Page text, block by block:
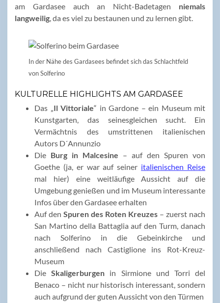
am Gardasee auch an Nicht-Badetagen niemals
langweilig, da es viel zu bestaunen und zu lernen gibt.
In der Nähe des Gardasees befindet sich das Schlachtfeld
von Solferino
KULTURELLE HIGHLIGHTS AM GARDASEE
Das „Il Vittoriale“ in Gardone – ein Museum mit
Kunstgarten, das seinesgleichen sucht. Ein
Vermächtnis des umstrittenen italienischen
Autors D´Annunzio
Die Burg in Malcesine – auf den Spuren von
Goethe (ja, er war auf seiner italienischen Reise
mal hier) eine weitläufige Aussicht auf die
Umgebung genießen und im Museum interessante
Infos über den Gardasee erhalten
Auf den Spuren des Roten Kreuzes – zuerst nach
San Martino della Battaglia auf den Turm, danach
nach Solferino in die Gebeinkirche und
anschließend nach Castiglione ins Rot-Kreuz-
Museum
DieSkaligerburgen in Sirmione und Torri del
Benaco – nicht nur historisch interessant, sondern
auch aufgrund der guten Aussicht von den Türmen